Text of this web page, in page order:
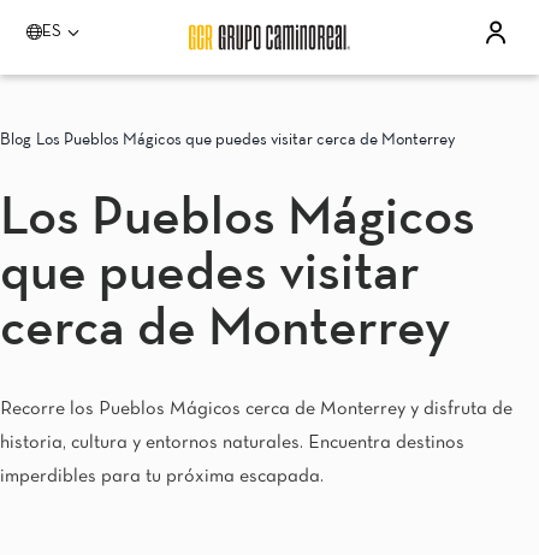
ES
Por favor elija un destino
Quinta Real Acapulco
Aguascalientes
Quinta Real Aguascalientes
Real Inn Celaya
Estado de México
Real Inn Perinorte
Camino Real Guadalajara
Veracruz
Camino Real Veracruz
Blog Los Pueblos Mágicos que puedes visitar cerca de Monterrey
Los Pueblos Mágicos
que puedes visitar
cerca de Monterrey
Recorre los Pueblos Mágicos cerca de Monterrey y disfruta de
historia, cultura y entornos naturales. Encuentra destinos
imperdibles para tu próxima escapada.